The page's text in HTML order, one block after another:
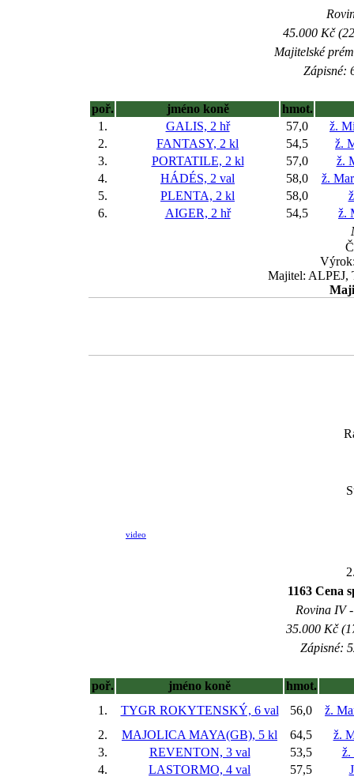
45.000 Kč
Majitelské
Zápisné:
poř. jméno koně
hmot.
1.
GALIS, 2 hř 57,0
ž.
2.
FANTASY, 2 kl 54,5
ž.
3.
PORTATILE, 2 kl 57,0
ž.
4.
HÁDÉS, 2 val 58,0
ž.
5.
PLENTA, 2 kl 58,0
6.
AIGER, 2 hř 54,5
ž.
Majitel: ALPEJ,
video
1163 Cena
Rovina IV
35.000 Kč
Zápisné:
poř. jméno koně
hmot.
1.
TYGR ROKYTENSKÝ, 6 val 56,0
ž.
2.
MAJOLICA MAYA(GB), 5 kl 64,5
ž.
3.
REVENTON, 3 val 53,5
ž.
4.
LASTORMO, 4 val 57,5